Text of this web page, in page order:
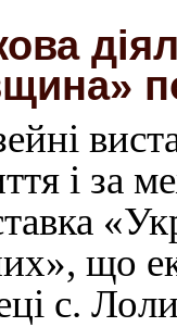
і за
що
с.